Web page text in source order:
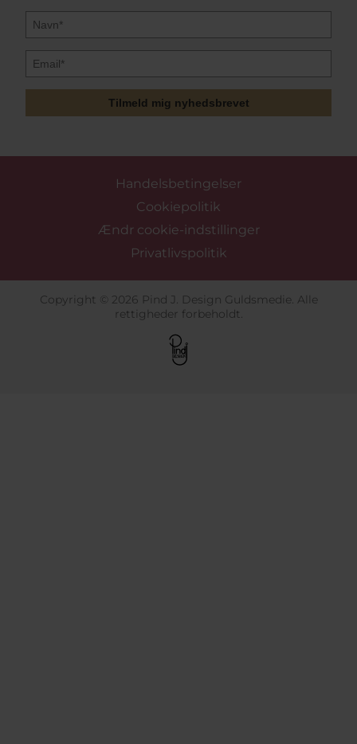
Tilmeld mig nyhedsbrevet
Handelsbetingelser
Cookiepolitik
Ændr cookie-indstillinger
Privatlivspolitik
Copyright © 2026 Pind J. Design Guldsmedie. Alle
rettigheder forbeholdt.